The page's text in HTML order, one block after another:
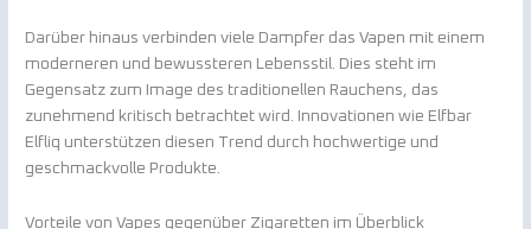
Darüber hinaus verbinden viele Dampfer das Vapen mit einem
moderneren und bewussteren Lebensstil. Dies steht im
Gegensatz zum Image des traditionellen Rauchens, das
zunehmend kritisch betrachtet wird. Innovationen wie Elfbar
Elfliq unterstützen diesen Trend durch hochwertige und
geschmackvolle Produkte.
Vorteile von Vapes gegenüber Zigaretten im Überblick